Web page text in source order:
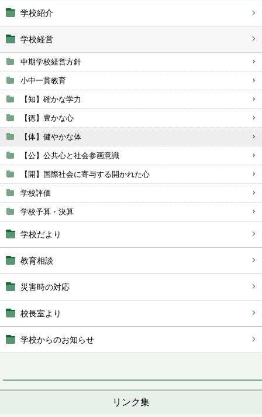
学校紹介
学校経営
中期学校経営方針
小中一貫教育
【知】確かな学力
【徳】豊かな心
【体】健やかな体
【公】公共心と社会参画意識
【開】国際社会に寄与する開かれた心
学校評価
学校予算・決算
学校だより
教育相談
災害時の対応
校長室より
学校からのお知らせ
リンク集